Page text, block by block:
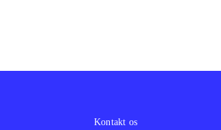
Kontakt os